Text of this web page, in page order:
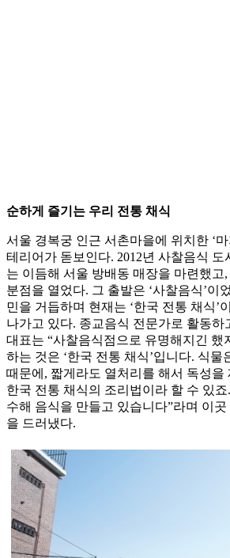
순하게 즐기는 우리 전통 채식
서울 경복궁 인근 서촌마을에 위치한 ‘
테리어가 돋보인다. 2012년 사찰음식 도
는 이듬해 서울 방배동 매장을 마련했고
분점을 열었다. 그 출발은 ‘사찰음식’이
민을 거듭하며 현재는 ‘한국 전통 채식’
나가고 있다. 종교음식 전문가로 활동하
대표는 “사찰음식점으로 유명해지긴 했
하는 것은 ‘한국 전통 채식’입니다. 식물
때문에, 짧게라도 열처리를 해서 독성을
한국 전통 채식의 조리법이라 할 수 있
수해 음식을 만들고 있습니다”라며 이
을 드러냈다.